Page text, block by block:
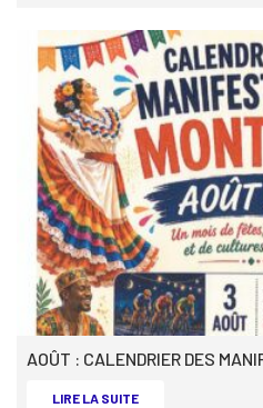
AOÛT : CALENDRIER DES
AOÛT : CALENDRIER DES
LIRE LA SUITE